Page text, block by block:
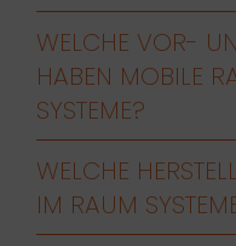
WELCHE VOR-
HABEN MOBILE
SYSTEME?
WELCHE
IM RAUM